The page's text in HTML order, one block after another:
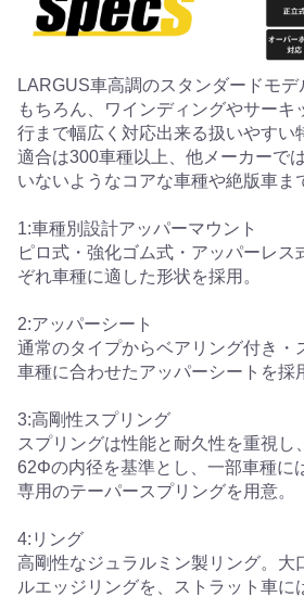
LARGUS車高調のスタンダードモ
もちろん、ワインディングやサーキ
行まで幅広く対応出来る扱いやすい
適合は300車種以上、他メーカーで
いないようなコアな車種や絶版車ま
1:車種別設計アッパーマウント
ピロ式・強化ゴム式・アッパーレス
ぞれ車種に適した形状を採用。
2:アッパーシート
通常のタイプからベアリング付き・
車種に合わせたアッパーシートを採
3:高剛性スプリング
スプリングは性能と耐久性を重視し
62Φの内径を基準とし、一部車種に
専用のテーパースプリングを用意。
4:リング
高剛性なジュラルミン製リング。大
ルエッジリングを、ストラット車に